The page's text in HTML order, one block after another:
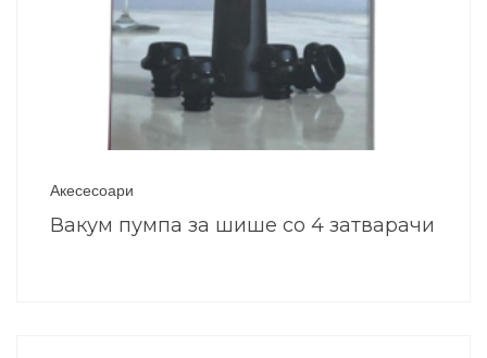
Акесесоари
Вакум пумпа за шише со 4 затварачи